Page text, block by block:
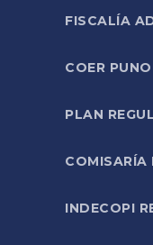
FISCALÍA
COER
PLAN
COMISARÍA
INDECOPI